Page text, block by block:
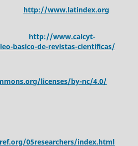
http://www.latindex.org
http://www.caicyt-
basico-de-revistas-cientificas/
licenses/by-nc/4.0/
05researchers/index.html